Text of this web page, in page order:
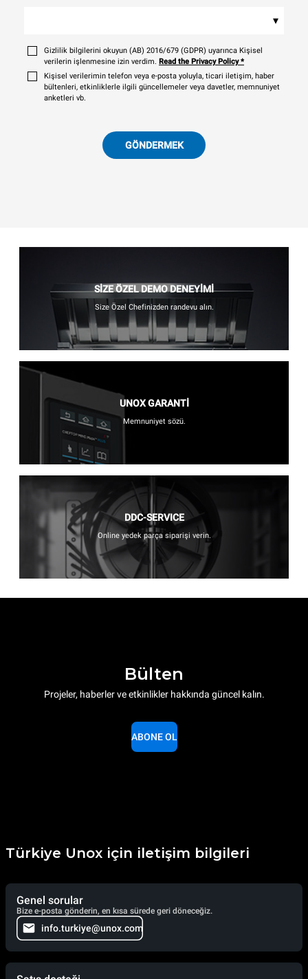
▾
Gizlilik bilgilerini okuyun (AB) 2016/679 (GDPR) uyarınca Kişisel
verilerin işlenmesine izin verdim. Read the Privacy Policy*
Kişisel verilerimin telefon veya e-posta yoluyla, ticari iletişim, haber
bültenleri, etkinliklerle ilgili güncellemeler veya davetler, memnuniyet
anketleri vb.
GÖNDERMEK
SİZE ÖZEL DEMO DENEYİMİ
Size Özel Chefinizden randevu alın.
UNOX GARANTİ
Memnuniyet sözü.
DDC-SERVICE
Online yedek parça siparişi verin.
Bülten
Projeler, haberler ve etkinlikler hakkında güncel kalın.
ABONE OL
Türkiye Unox için iletişim bilgileri
Genel sorular
Bize e-posta gönderin, en kısa sürede geri döneceğiz.
info.turkiye@unox.com